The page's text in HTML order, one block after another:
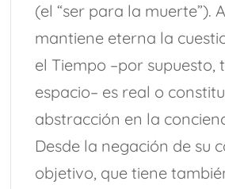
(el “ser para la muerte”).
mantiene eterna la
el Tiempo –por supuesto,
espacio– es real o
abstracción en la
Desde la negación de su
objetivo, que tiene